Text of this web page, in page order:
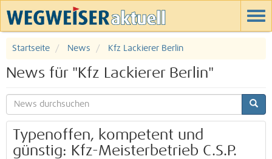
Startseite News Kfz Lackierer Berlin
News für "Kfz Lackierer Berlin"
Typenoffen, kompetent und
günstig: Kfz-Meisterbetrieb C.S.P.